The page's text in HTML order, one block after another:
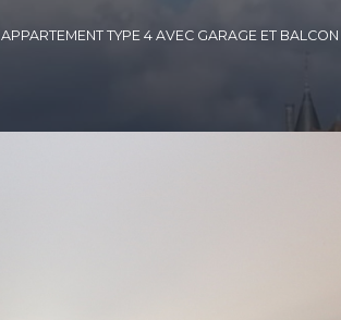
APPARTEMENT TYPE 4 AVEC GARAGE ET BALCON